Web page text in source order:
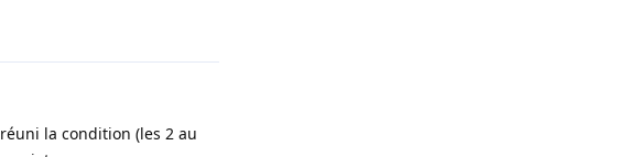
la condition (les 2 au